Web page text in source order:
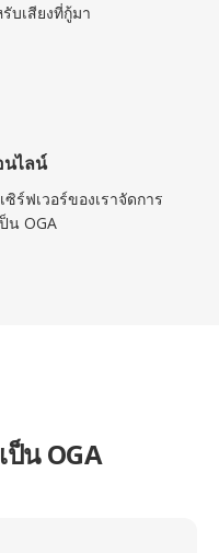
เสียงที่กู้มา
นไลน์
ร์ฟเวอร์ของเราจัดการ
น OGA
ป็น OGA